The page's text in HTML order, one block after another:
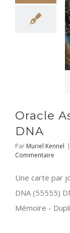
Oracle
DNA
Par Muriel Kennel |
Commentaire
Une carte par
DNA (55555)
Mémoire -